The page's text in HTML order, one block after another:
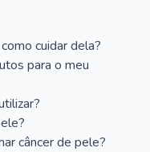
cuidar dela?
para o meu
câncer de pele?